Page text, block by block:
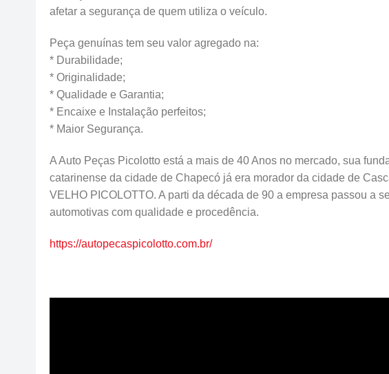
afetar a segurança de quem utiliza o veículo.
Peça genuínas tem seu valor agregado na:
* Durabilidade;
* Originalidade;
* Qualidade e Garantia;
* Encaixe e Instalação perfeitos;
* Maior Segurança.
A Auto Peças Picolotto está a mais de 40 Anos no mercado, sua
catarinense da cidade de Chapecó já era morador da cidade de
VELHO PICOLOTTO. A parti da década de 90 a empresa passou a
automotivas com qualidade e procedência.
https://autopecaspicolotto.com.br/